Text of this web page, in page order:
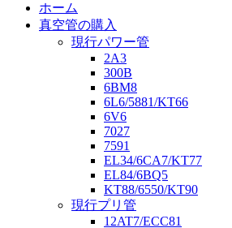
ホーム
真空管の購入
現行パワー管
2A3
300B
6BM8
6L6/5881/KT66
6V6
7027
7591
EL34/6CA7/KT77
EL84/6BQ5
KT88/6550/KT90
現行プリ管
12AT7/ECC81